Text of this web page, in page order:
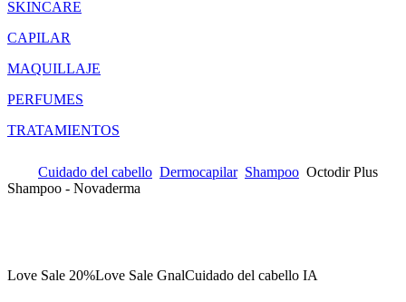
SKINCARE
CAPILAR
MAQUILLAJE
PERFUMES
TRATAMIENTOS
Cuidado del cabello Dermocapilar Shampoo Octodir Plus
Shampoo - Novaderma
Love Sale 20%Love Sale GnalCuidado del cabello IA